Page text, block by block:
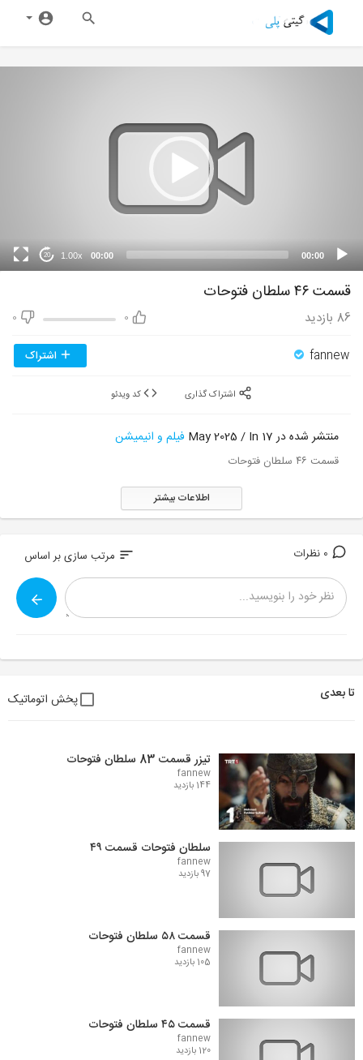
00:00
00:00
1.00x
20
قسمت ۴۶ سلطان فتوحات
0
0 86 بازدید
fannew اشتراک
منتشر شده در 17 May 2025 / In فیلم و انیمیشن
قسمت ۴۶ سلطان فتوحات
اطلاعات بیشتر
sort مرتب سازی بر اساس
تا بعدی پخش اتوماتیک
تیزر قسمت 83 سلطان فتوحات
fannew
144 بازدید
سلطان فتوحات قسمت ۴۹
fannew
97 بازدید
قسمت ۵۸ سلطان فتوحات
fannew
105 بازدید
قسمت ۴۵ سلطان فتوحات
fannew
120 بازدید